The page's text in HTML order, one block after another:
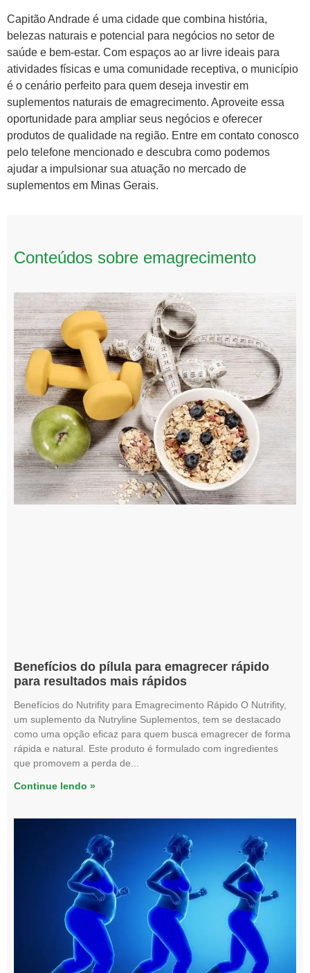
Capitão Andrade é uma cidade que combina história,
belezas naturais e potencial para negócios no setor de
saúde e bem-estar. Com espaços ao ar livre ideais para
atividades físicas e uma comunidade receptiva, o município
é o cenário perfeito para quem deseja investir em
suplementos naturais de emagrecimento. Aproveite essa
oportunidade para ampliar seus negócios e oferecer
produtos de qualidade na região. Entre em contato conosco
pelo telefone mencionado e descubra como podemos
ajudar a impulsionar sua atuação no mercado de
suplementos em Minas Gerais.
Conteúdos sobre emagrecimento
Benefícios do pílula para emagrecer rápido
para resultados mais rápidos
Benefícios do Nutrifity para Emagrecimento Rápido O Nutrifity,
um suplemento da Nutryline Suplementos, tem se destacado
como uma opção eficaz para quem busca emagrecer de forma
rápida e natural. Este produto é formulado com ingredientes
que promovem a perda de
Continue lendo »